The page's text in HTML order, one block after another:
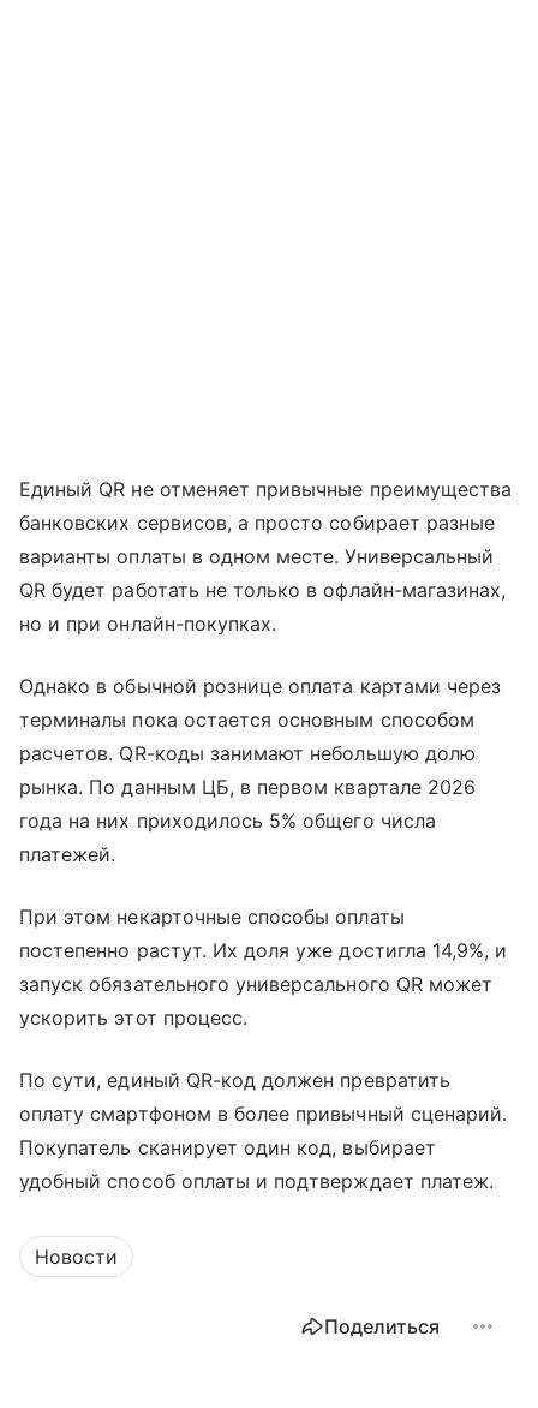
Единый QR не отменяет привычные преимущества
банковских сервисов, а просто собирает разные
варианты оплаты в одном месте. Универсальный
QR будет работать не только в офлайн-магазинах,
но и при онлайн-покупках.
Однако в обычной рознице оплата картами через
терминалы пока остается основным способом
расчетов. QR-коды занимают небольшую долю
рынка. По данным ЦБ, в первом квартале 2026
года на них приходилось 5% общего числа
платежей.
При этом некарточные способы оплаты
постепенно растут. Их доля уже достигла 14,9%, и
запуск обязательного универсального QR может
ускорить этот процесс.
По сути, единый QR-код должен превратить
оплату смартфоном в более привычный сценарий.
Покупатель сканирует один код, выбирает
удобный способ оплаты и подтверждает платеж.
Новости
Поделиться